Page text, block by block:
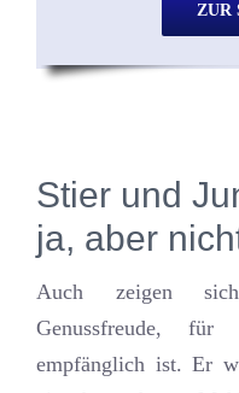
ZUR
Stier und
ja, aber
Auch zeigen
Genussfreude,
empfänglich ist. Er